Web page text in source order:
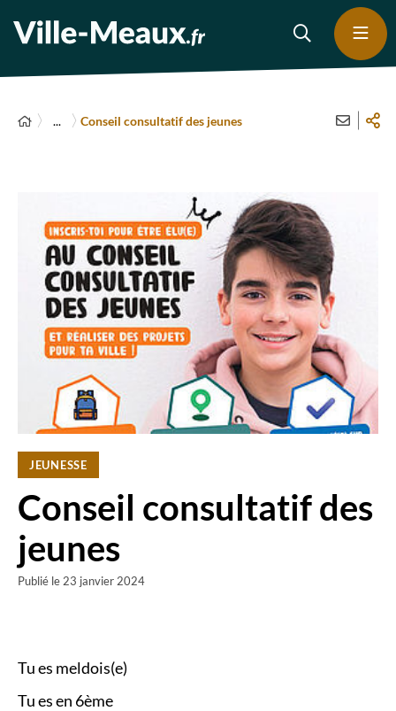
... Conseil consultatif des jeunes
JEUNESSE
Conseil consultatif des
jeunes
Publié le 23 janvier 2024
Tu es meldois(e)
Tu es en 6ème